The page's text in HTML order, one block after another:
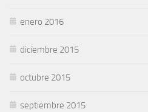
enero 2016
diciembre 2015
octubre 2015
septiembre 2015